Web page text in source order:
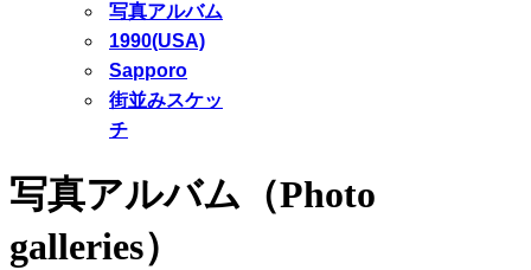
写真アルバム
1990(USA)
Sapporo
街並みスケッ
チ
写真アルバム（Photo
galleries）